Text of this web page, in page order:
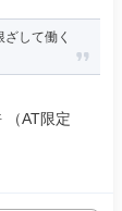
して働く
（AT限定